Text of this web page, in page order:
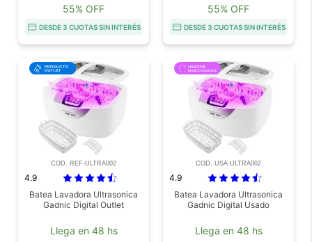
55% OFF
DESDE 3 CUOTAS SIN INTERÉS
55% OFF
DESDE 3 CUOTAS SIN INTERÉS
COD. REF-ULTRA002
4.9
Batea Lavadora Ultrasonica
Gadnic Digital Outlet
Llega en 48 hs
COD. USA-ULTRA002
4.9
Batea Lavadora Ultrasonica
Gadnic Digital Usado
Llega en 48 hs